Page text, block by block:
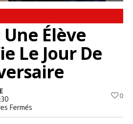
Élève
Le Jour De
Fermés
Conakry
0